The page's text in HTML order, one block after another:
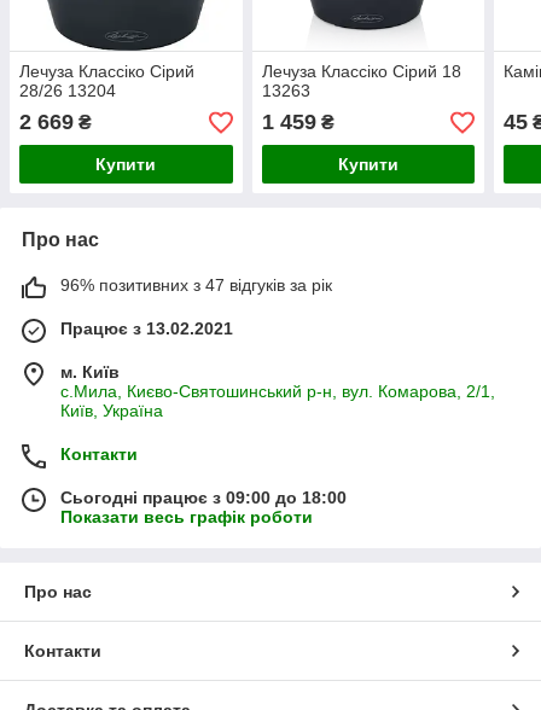
Лечуза Классіко Сірий
28/26 13204
2 669 ₴
Купити
Лечуза Классіко Сірий 18
13263
1 459₴
Купити
45
Про нас
96% позитивних з 47 відгуків за рік
Працює з 13.02.2021
м. Київ
с.Мила, Києво-Святошинський р-н, вул. Комарова, 2/1,
Київ, Україна
Контакти
Сьогодні працює з 09:00 до 18:00
Показати весь графік роботи
Про нас
Контакти